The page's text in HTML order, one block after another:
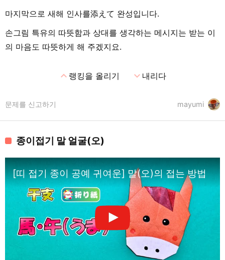
마지막으로 새해 인사를添えて 완성입니다.
손그림 특유의 따뜻함과 상대를 생각하는 메시지는 받는 이
의 마음도 따뜻하게 해 주겠지요.
expand_less랭킹을 올리기 expand_more내리다
mayumi
문제를 신고하기
종이접기 말 얼굴(오)
[띠 접기 종이 공예 귀여운] 말(오)의 접는 방법